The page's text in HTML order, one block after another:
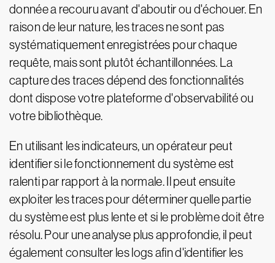
donnée a recouru avant d'aboutir ou d'échouer. En
raison de leur nature, les traces ne sont pas
systématiquement enregistrées pour chaque
requête, mais sont plutôt échantillonnées. La
capture des traces dépend des fonctionnalités
dont dispose votre plateforme d'observabilité ou
votre bibliothèque.
En utilisant les indicateurs, un opérateur peut
identifier si le fonctionnement du système est
ralenti par rapport à la normale. Il peut ensuite
exploiter les traces pour déterminer quelle partie
du système est plus lente et si le problème doit être
résolu. Pour une analyse plus approfondie, il peut
également consulter les logs afin d'identifier les